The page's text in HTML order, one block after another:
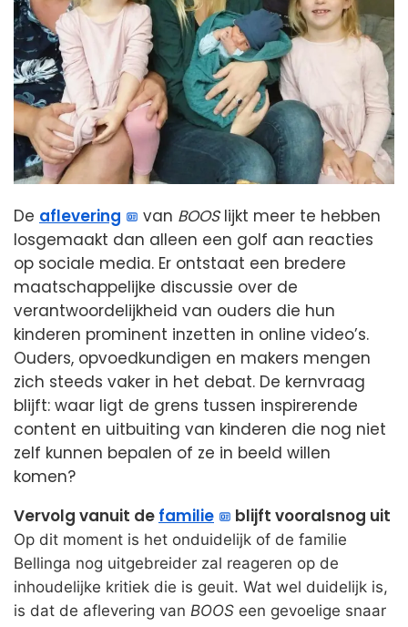
De aflevering van BOOSlijkt meer te hebben
losgemaakt dan alleen een golf aan reacties
op sociale media. Er ontstaat een bredere
maatschappelijke discussie over de
verantwoordelijkheid van ouders die hun
kinderen prominent inzetten in online video’s.
Ouders, opvoedkundigen en makers mengen
zich steeds vaker in het debat. De kernvraag
blijft: waar ligt de grens tussen inspirerende
content en uitbuiting van kinderen die nog niet
zelf kunnen bepalen of ze in beeld willen
komen?
Vervolg vanuit de familie blijft vooralsnog uit
Op dit moment is het onduidelijk of de familie
Bellinga nog uitgebreider zal reageren op de
inhoudelijke kritiek die is geuit. Wat wel duidelijk is,
is dat de aflevering van BOOS een gevoelige snaar